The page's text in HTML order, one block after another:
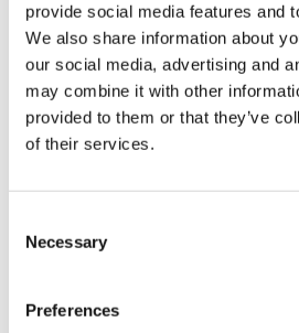
provide social media features and
We also share information about
our social media, advertising and
may combine it with other
provided to them or that they’ve
of their services.
Selection
Necessary
Preferences
Importera dina vektor-filer (t ex
stygnsättning. Ingen kvalitet
konverteringen och
större objekt bestående av flera
dessa enkelt kombineras till en
medför flera fördelar avseende
och nödvändiga transportstygn
helt objekt, till exempel för att